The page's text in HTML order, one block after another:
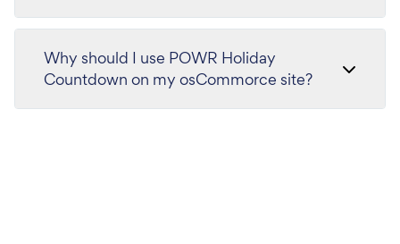
Why should I use POWR Holiday
Countdown on my osCommorce site?